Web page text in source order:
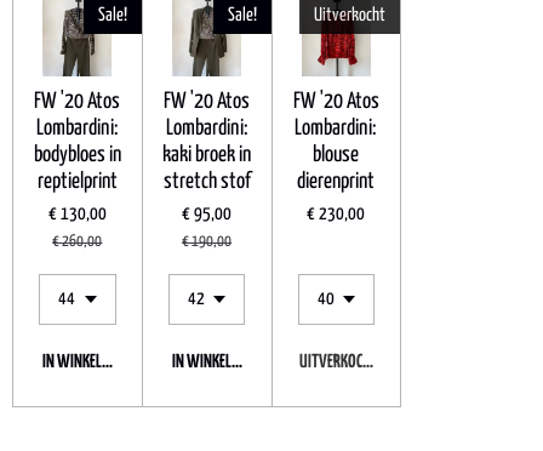
Sale!
FW '20 Atos
Lombardini:
bodybloes in
reptielprint
€ 130,00
€ 260,00
IN WINKELWAGEN
Sale!
FW '20 Atos
Lombardini:
kaki broek in
stretch stof
€ 95,00
€ 190,00
IN WINKELWAGEN
Uitverkocht
FW '20 Atos
Lombardini:
blouse
dierenprint
€ 230,00
UITVERKOCHT